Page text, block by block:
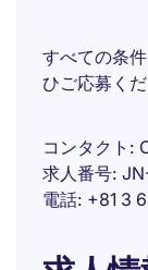
すべての条
ひご応募くだ
コンタクト
求人番号
電話 +81 3